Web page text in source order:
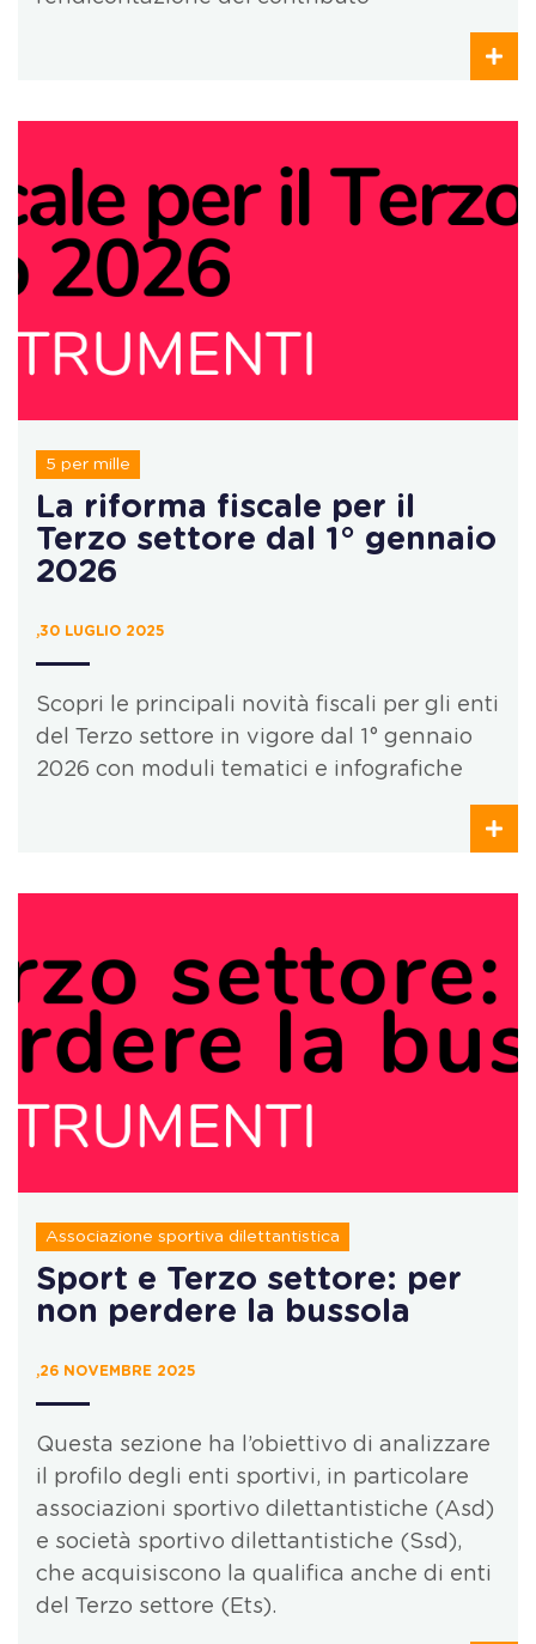
5 per mille
La riforma fiscale per il
Terzo settore dal 1° gennaio
2026
,30 LUGLIO 2025
Scopri le principali novità fiscali per gli enti
del Terzo settore in vigore dal 1° gennaio
2026 con moduli tematici e infografiche
Associazione sportiva dilettantistica
Sport e Terzo settore: per
non perdere la bussola
,26 NOVEMBRE 2025
Questa sezione ha l’obiettivo di analizzare
il profilo degli enti sportivi, in particolare
associazioni sportivo dilettantistiche (Asd)
e società sportivo dilettantistiche (Ssd),
che acquisiscono la qualifica anche di enti
del Terzo settore (Ets).